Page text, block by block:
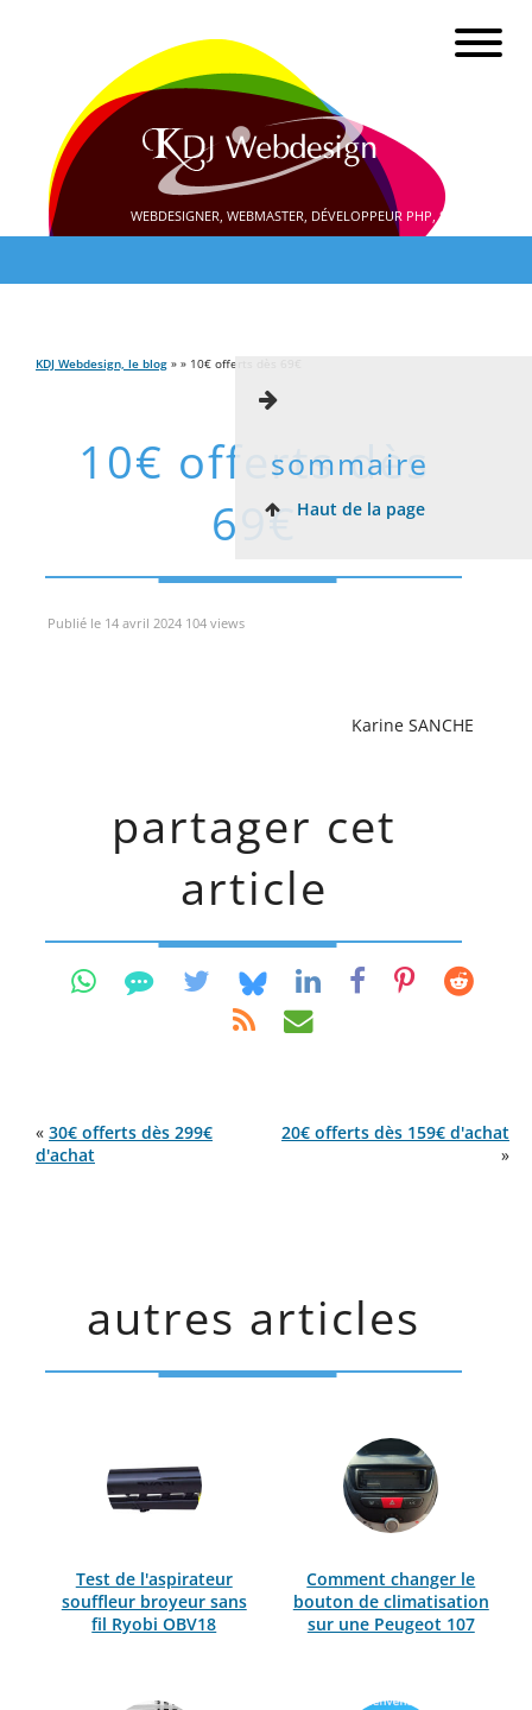
WEBDESIGNER, WEBMASTER, DÉVELOPPEUR PHP, SEO
KDJ Webdesign, le blog » » 10€ offerts dès 69€
10€ offerts dès
69€
sommaire
Haut de la page
Publié le 14 avril 2024 104 views
Karine SANCHE
partager cet
article
« 30€ offerts dès 299€
d'achat
20€ offerts dès 159€ d'achat
»
autres articles
Test de l'aspirateur
souffleur broyeur sans
fil Ryobi OBV18
Comment changer le
bouton de climatisation
sur une Peugeot 107